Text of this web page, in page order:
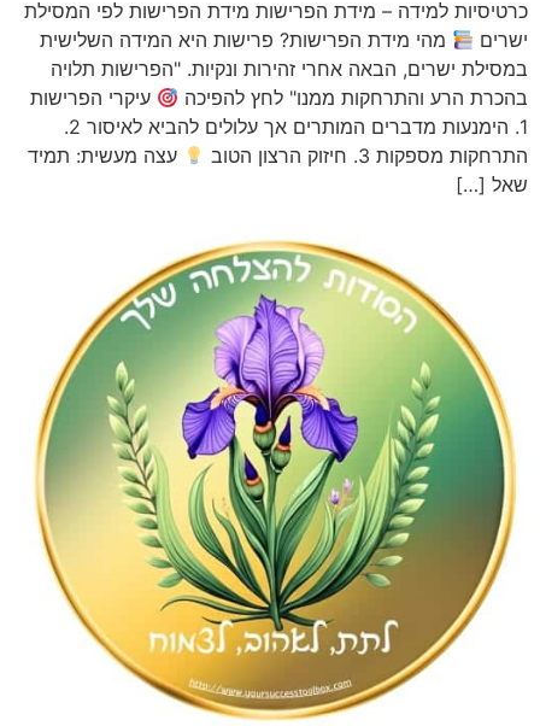
למידה – מידת הפרישות מידת הפרישות לפי המסילת
מהי מידת הפרישות? פרישות היא המידה השלישית
ישרים, הבאה אחרי זהירות ונקיות. "הפרישות תלויה
והתרחקות ממנו" לחץ להפיכה
עיקרי הפרישות
1. הימנעות מדברים המותרים אך עלולים להביא לאיסור 2.
3. חיזוק הרצון הטוב
עצה מעשית: תמיד